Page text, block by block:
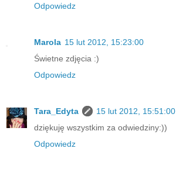
Odpowiedz
Marola 15 lut 2012, 15:23:00
Świetne zdjęcia :)
Odpowiedz
Tara_Edyta
15 lut 2012, 15:51:00
dziękuję wszystkim za odwiedziny:))
Odpowiedz